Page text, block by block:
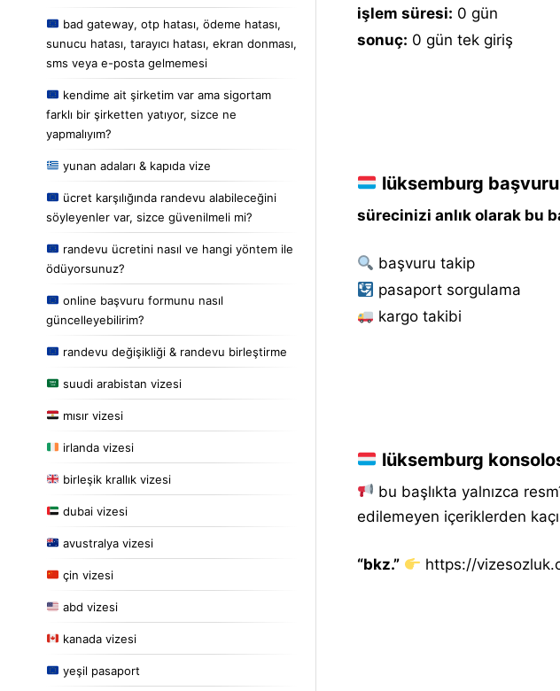
bad gateway, otp hatası, ödeme hatası,
sunucu hatası, tarayıcı hatası, ekran donması,
sms veya e-posta gelmemesi
kendime ait şirketim var ama sigortam
farklı bir şirketten yatıyor, sizce ne
yapmalıyım?
yunan adaları & kapıda vize
ücret karşılığında randevu alabileceğini
söyleyenler var, sizce güvenilmeli mi?
randevu ücretini nasıl ve hangi yöntem ile
ödüyorsunuz?
online başvuru formunu nasıl
güncelleyebilirim?
randevu değişikliği & randevu birleştirme
suudi arabistan vizesi
mısır vizesi
irlanda vizesi
birleşik krallık vizesi
dubai vizesi
avustralya vizesi
çin vizesi
abd vizesi
kanada vizesi
yeşil pasaport
işlem süresi: 0 gün
sonuç: 0 gün tek giriş
lüksemburg
sürecinizi anlık olarak bu
başvuru takip
pasaport sorgulama
kargo takibi
lüksemburg
bu başlıkta yalnızca
edilemeyen içeriklerden
“bkz.” https://